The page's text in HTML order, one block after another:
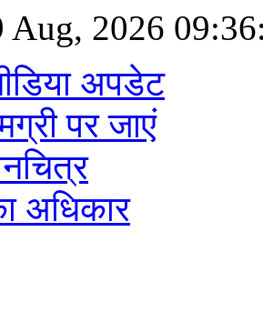
Aug, 2026
अपडेट
पर जाएं
अधिकार